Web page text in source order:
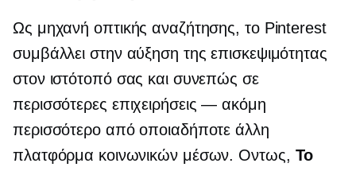
Ως μηχανή οπτικής αναζήτησης, το Pinterest
συμβάλλει στην αύξηση της επισκεψιμότητας
στον ιστότοπό σας και συνεπώς σε
περισσότερες επιχειρήσεις — ακόμη
περισσότερο από οποιαδήποτε άλλη
πλατφόρμα κοινωνικών μέσων. Οντως, Το